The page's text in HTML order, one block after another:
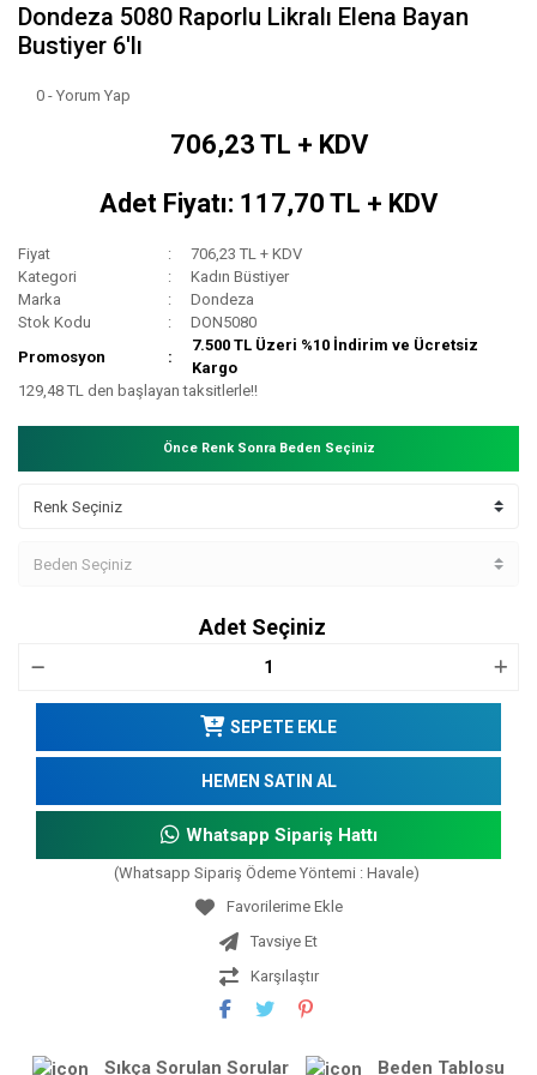
Dondeza 5080 Raporlu Likralı Elena Bayan
Bustiyer 6'lı
0 - Yorum Yap
706,23 TL + KDV
Adet Fiyatı: 117,70 TL + KDV
Fiyat
706,23 TL + KDV
Kategori
Kadın Büstiyer
Marka
Dondeza
Stok Kodu
DON5080
Promosyon
7.500 TL Üzeri %10 İndirim ve Ücretsiz
Kargo
129,48 TL den başlayan taksitlerle!!
Önce Renk Sonra Beden Seçiniz
Adet Seçiniz
SEPETE EKLE
HEMEN SATIN AL
Whatsapp Sipariş Hattı
(Whatsapp Sipariş Ödeme Yöntemi : Havale)
Tavsiye Et
Karşılaştır
Sıkça Sorulan Sorular Beden Tablosu